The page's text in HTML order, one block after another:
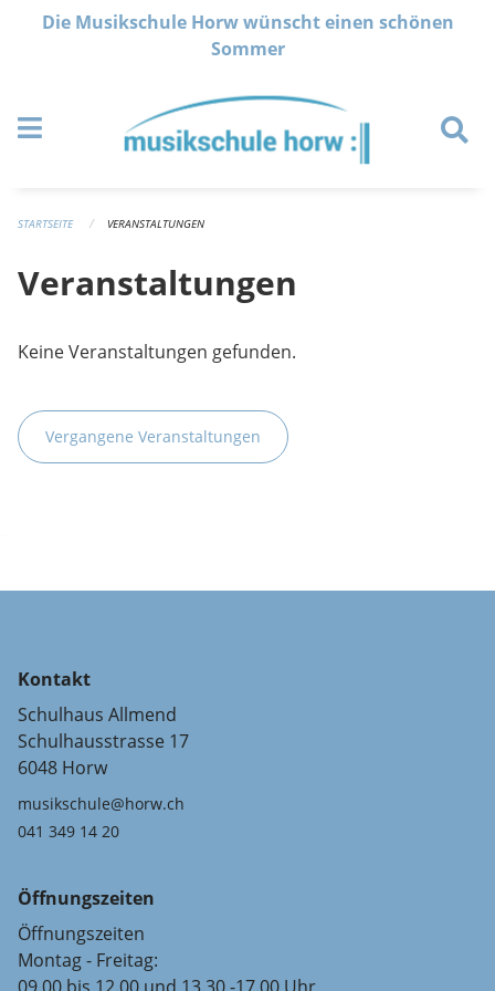
Navigation überspringen
Die Musikschule Horw wünscht einen schönen
Sommer
STARTSEITE VERANSTALTUNGEN
Veranstaltungen
Keine Veranstaltungen gefunden.
Vergangene Veranstaltungen
Kontakt
Schulhaus Allmend
Schulhausstrasse 17
6048 Horw
musikschule@horw.ch
041 349 14 20
Öffnungszeiten
Öffnungszeiten
Montag - Freitag:
09.00 bis 12.00 und 13.30 -17.00 Uhr